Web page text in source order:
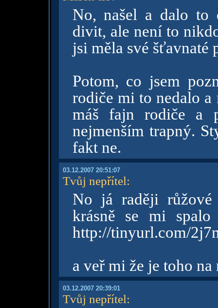
No, našel a dalo to
divit, ale není to
jsi měla své šťavnaté
Potom, co jsem
rodiče mi to nedalo a
máš fajn rodiče a
nejmenším trapný.
fakt ne.
03.12.2007 20:51:07
Tvůj nepřítel:
No já raději
krásně se mi
http://tinyurl.com/
a veř mi že je toho na
03.12.2007 20:39:01
Tvůj nepřítel: